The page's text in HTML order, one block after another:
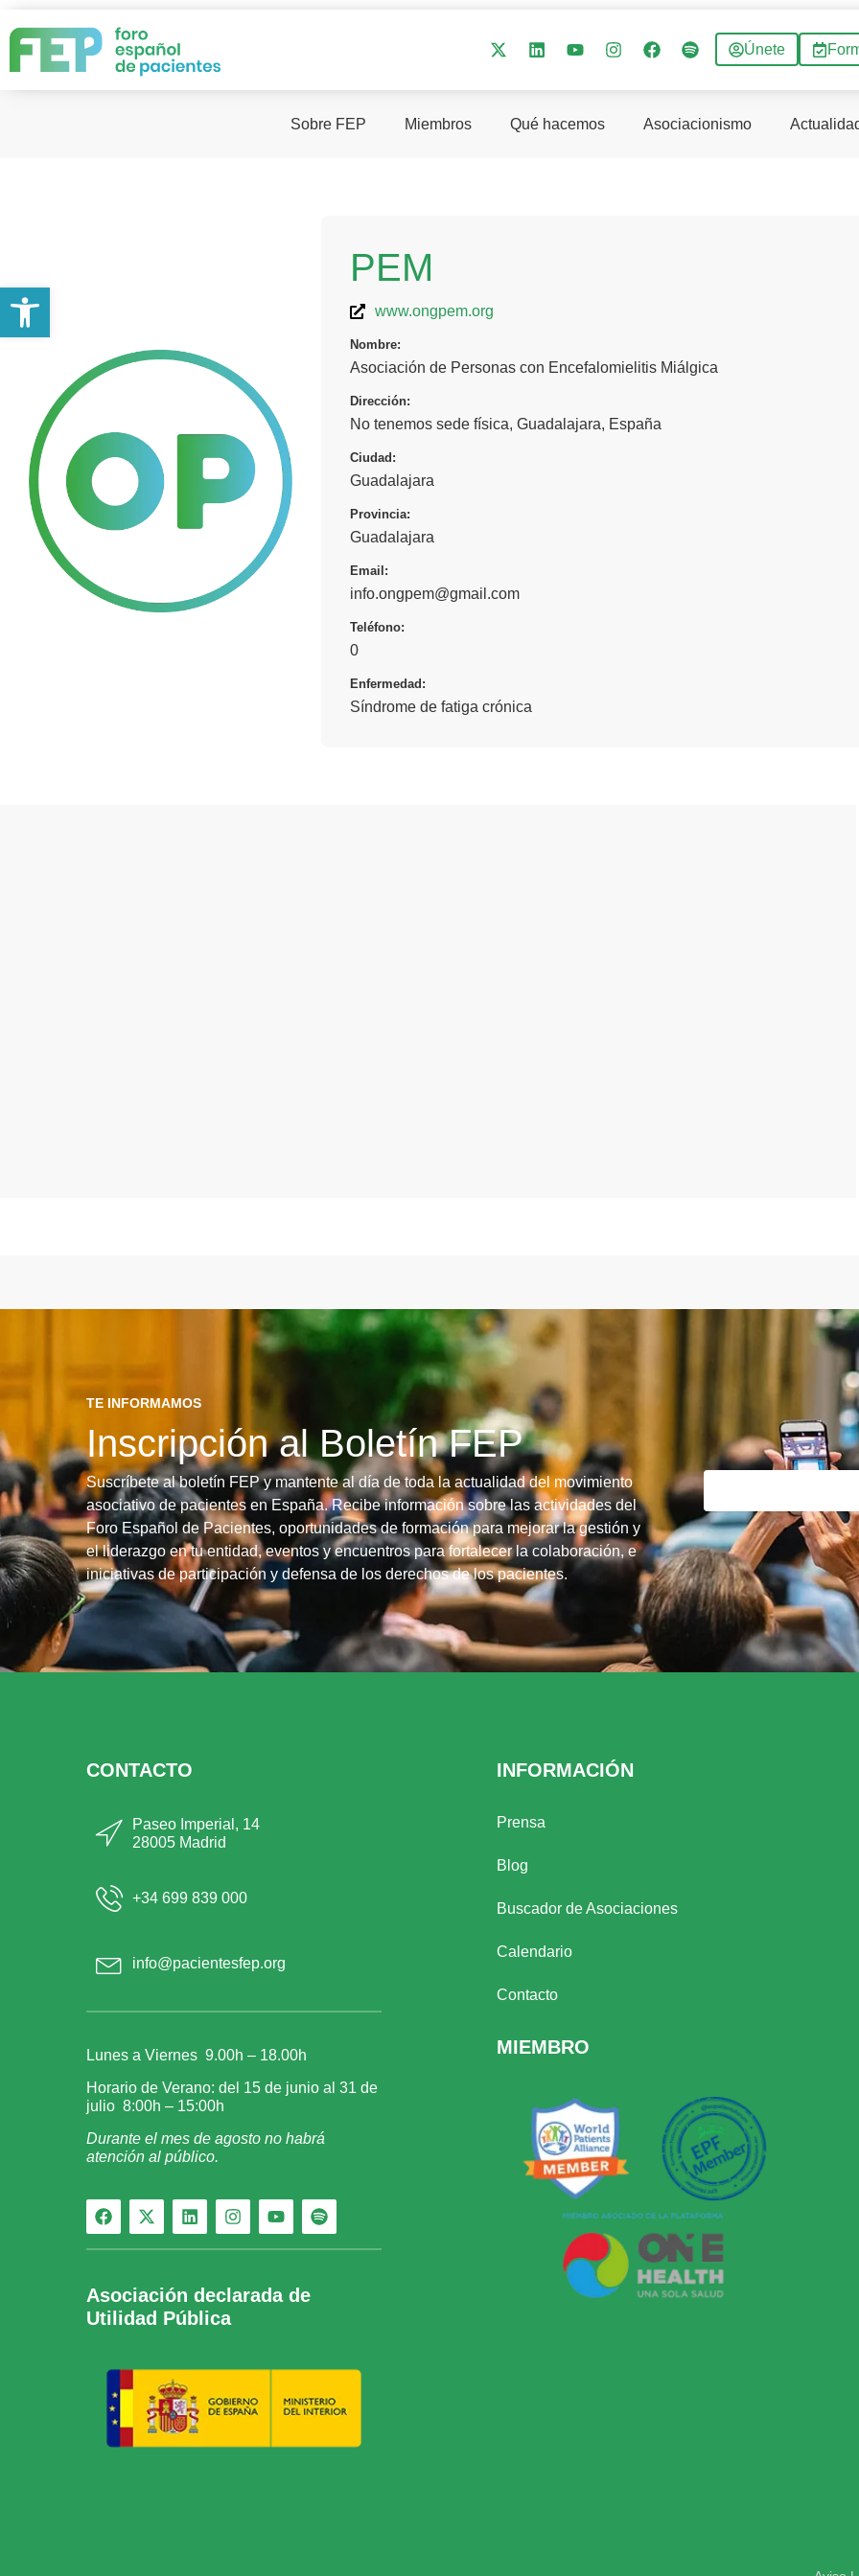
Únete
Sobre FEP Miembros Qué hacemos Asociacionismo
PEM
www.ongpem.org
Nombre:
Asociación de Personas con Encefalomielitis Miálgica
Dirección:
No tenemos sede física, Guadalajara, España
Ciudad:
Guadalajara
Provincia:
Guadalajara
Email:
info.ongpem@gmail.com
Teléfono:
0
Enfermedad:
Síndrome de fatiga crónica
TE INFORMAMOS
Inscripción al Boletín FEP
Suscríbete al boletín FEP y mantente al día de toda la actualidad del movimiento
asociativo de pacientes en España. Recibe información sobre las actividades del
Foro Español de Pacientes, oportunidades de formación para mejorar la gestión y
el liderazgo en tu entidad, eventos y encuentros para fortalecer la colaboración, e
iniciativas de participación y defensa de los derechos de los pacientes.
CONTACTO
Paseo Imperial, 14
28005 Madrid
+34 699 839 000
info@pacientesfep.org
Lunes a Viernes 9.00h – 18.00h
Horario de Verano: del 15 de junio al 31 de
julio 8:00h – 15:00h
Durante el mes de agosto no habrá
atención al público.
Asociación declarada de
Utilidad Pública
INFORMACIÓN
Prensa
Blog
Buscador de Asociaciones
Calendario
Contacto
MIEMBRO
Abrir barra de herramientas